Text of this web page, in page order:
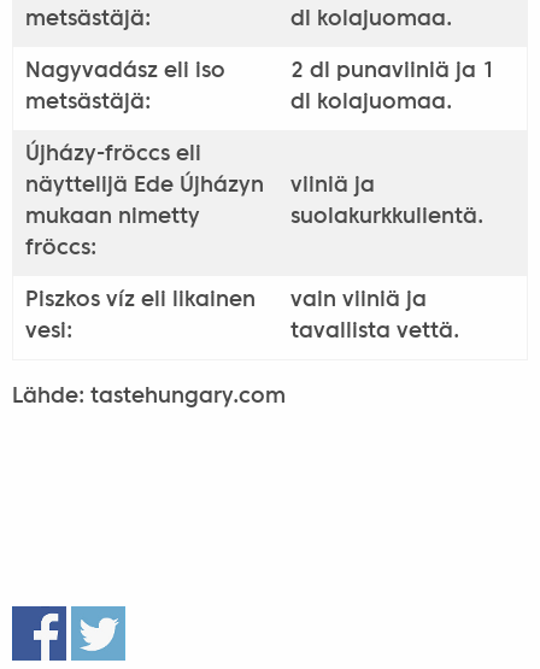
metsästäjä:
dl kolajuomaa.
Nagyvadász eli iso
metsästäjä:
2 dl punaviiniä ja 1
dl kolajuomaa.
Újházy-fröccs eli
näyttelijä Ede Újházyn
mukaan nimetty
fröccs:
viiniä ja
suolakurkkulientä.
Piszkos víz eli likainen
vesi:
vain viiniä ja
tavallista vettä.
Lähde: tastehungary.com